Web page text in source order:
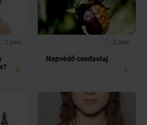
2 perc 2 perc
Napvédő csodaolaj